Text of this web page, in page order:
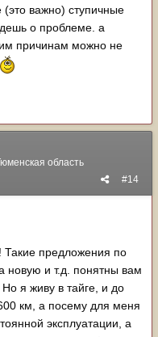
важно) ступичные
о проблеме. а
причинам можно не
область
#14
Такие предложения по
новую и т.д. понятны вам
я живу в тайге, и до
км, а посему для меня
эксплуатации, а